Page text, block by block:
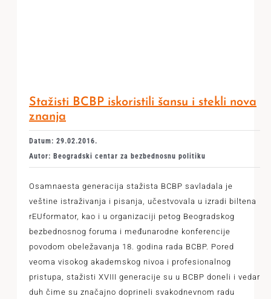
Stažisti BCBP iskoristili šansu i stekli nova
znanja
Datum: 29.02.2016.
Autor: Beogradski centar za bezbednosnu politiku
Osamnaesta generacija stažista BCBP savladala je
veštine istraživanja i pisanja, učestvovala u izradi biltena
rEUformator, kao i u organizaciji petog Beogradskog
bezbednosnog foruma i međunarodne konferencije
povodom obeležavanja 18. godina rada BCBP. Pored
veoma visokog akademskog nivoa i profesionalnog
pristupa, stažisti XVIII generacije su u BCBP doneli i vedar
duh čime su značajno doprineli svakodnevnom radu